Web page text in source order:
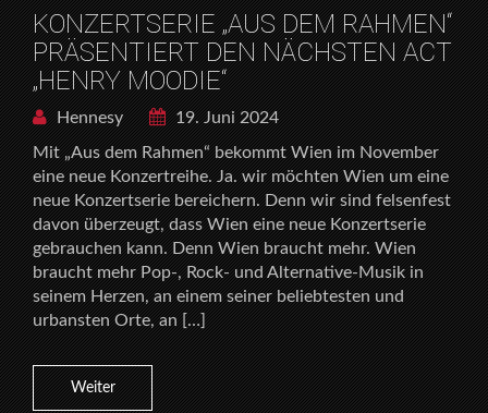
KONZERTSERIE „AUS DEM RAHMEN“
PRÄSENTIERT DEN NÄCHSTEN ACT
„HENRY MOODIE“
Hennesy
19. Juni 2024
Mit „Aus dem Rahmen“ bekommt Wien im November
eine neue Konzertreihe. Ja. wir möchten Wien um eine
neue Konzertserie bereichern. Denn wir sind felsenfest
davon überzeugt, dass Wien eine neue Konzertserie
gebrauchen kann. Denn Wien braucht mehr. Wien
braucht mehr Pop-, Rock- und Alternative-Musik in
seinem Herzen, an einem seiner beliebtesten und
urbansten Orte, an […]
Weiter